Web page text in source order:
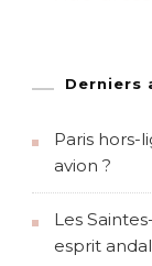
Derniers
Paris hors-
avion ?
Les
esprit